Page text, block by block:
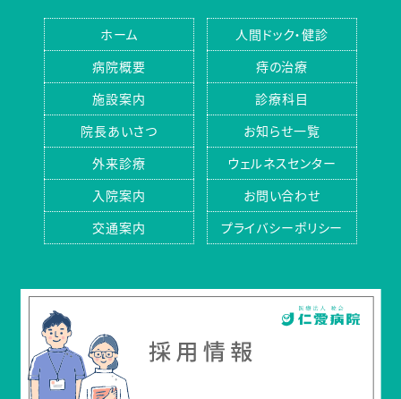
ホーム
病院概要
施設案内
院長あいさつ
外来診療
入院案内
交通案内
人間ドック・健診
痔の治療
診療科目
お知らせ一覧
ウェルネスセンター
お問い合わせ
プライバシーポリシー